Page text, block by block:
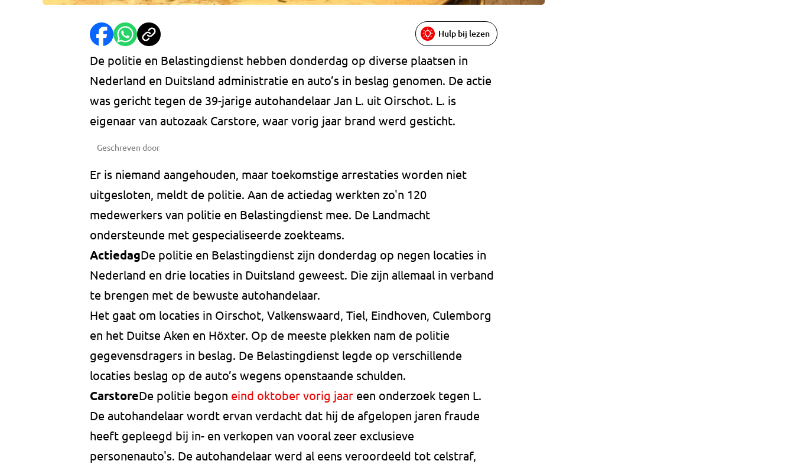
Hulp bij lezen
De politie en Belastingdienst hebben donderdag op diverse plaatsen in
Nederland en Duitsland administratie en auto’s in beslag genomen. De actie
was gericht tegen de 39-jarige autohandelaar Jan L. uit Oirschot. L. is
eigenaar van autozaak Carstore, waar vorig jaar brand werd gesticht.
Geschreven door
Er is niemand aangehouden, maar toekomstige arrestaties worden niet
uitgesloten, meldt de politie. Aan de actiedag werkten zo'n 120
medewerkers van politie en Belastingdienst mee. De Landmacht
ondersteunde met gespecialiseerde zoekteams.
ActiedagDe politie en Belastingdienst zijn donderdag op negen locaties in
Nederland en drie locaties in Duitsland geweest. Die zijn allemaal in verband
te brengen met de bewuste autohandelaar.
Het gaat om locaties in Oirschot, Valkenswaard, Tiel, Eindhoven, Culemborg
en het Duitse Aken en Höxter. Op de meeste plekken nam de politie
gegevensdragers in beslag. De Belastingdienst legde op verschillende
locaties beslag op de auto’s wegens openstaande schulden.
CarstoreDe politie begon eind oktober vorig jaar een onderzoek tegen L.
De autohandelaar wordt ervan verdacht dat hij de afgelopen jaren fraude
heeft gepleegd bij in- en verkopen van vooral zeer exclusieve
personenauto's. De autohandelaar werd al eens veroordeeld tot celstraf,